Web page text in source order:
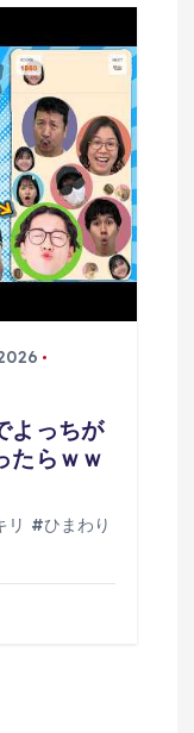
よっちが
たらｗｗ
#ひまわり